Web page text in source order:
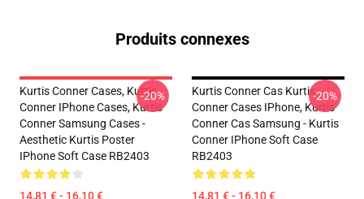
Produits connexes
Kurtis Conner Cases, Kurtis
Conner IPhone Cases, Kurtis
Conner Samsung Cases -
Aesthetic Kurtis Poster
IPhone Soft Case RB2403
14,81 € - 16,10 €
-20%
Kurtis Conner Cas Kurtis
Conner Cases IPhone, Kurtis
Conner Cas Samsung - Kurtis
Conner IPhone Soft Case
RB2403
14,81 € - 16,10 €
-20%